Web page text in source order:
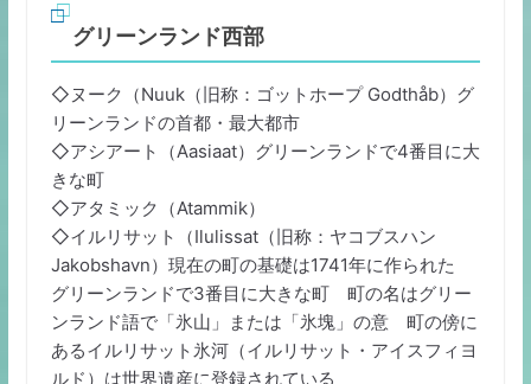
グリーンランド西部
◇ヌーク（Nuuk（旧称：ゴットホープ Godthåb）グ
リーンランドの首都・最大都市
◇アシアート（Aasiaat）グリーンランドで4番目に大
きな町
◇アタミック（Atammik）
◇イルリサット（Ilulissat（旧称：ヤコブスハン
Jakobshavn）現在の町の基礎は1741年に作られた
グリーンランドで3番目に大きな町 町の名はグリー
ンランド語で「氷山」または「氷塊」の意 町の傍に
あるイルリサット氷河（イルリサット・アイスフィヨ
ルド）は世界遺産に登録されている